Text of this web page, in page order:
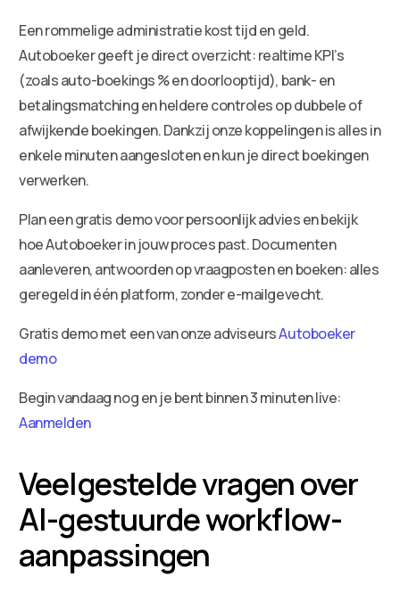
Een rommelige administratie kost tijd en geld.
Autoboeker geeft je direct overzicht: realtime KPI’s
(zoals auto-boekings % en doorlooptijd), bank- en
betalingsmatching en heldere controles op dubbele of
afwijkende boekingen. Dankzij onze koppelingen is alles in
enkele minuten aangesloten en kun je direct boekingen
verwerken.
Plan een gratis demo voor persoonlijk advies en bekijk
hoe Autoboeker in jouw proces past. Documenten
aanleveren, antwoorden op vraagposten en boeken: alles
geregeld in één platform, zonder e-mailgevecht.
Gratis demo met een van onze adviseursAutoboeker
demo
Begin vandaag nog en je bent binnen 3 minuten live:
Aanmelden
Veelgestelde vragen over
AI-gestuurde workflow-
aanpassingen